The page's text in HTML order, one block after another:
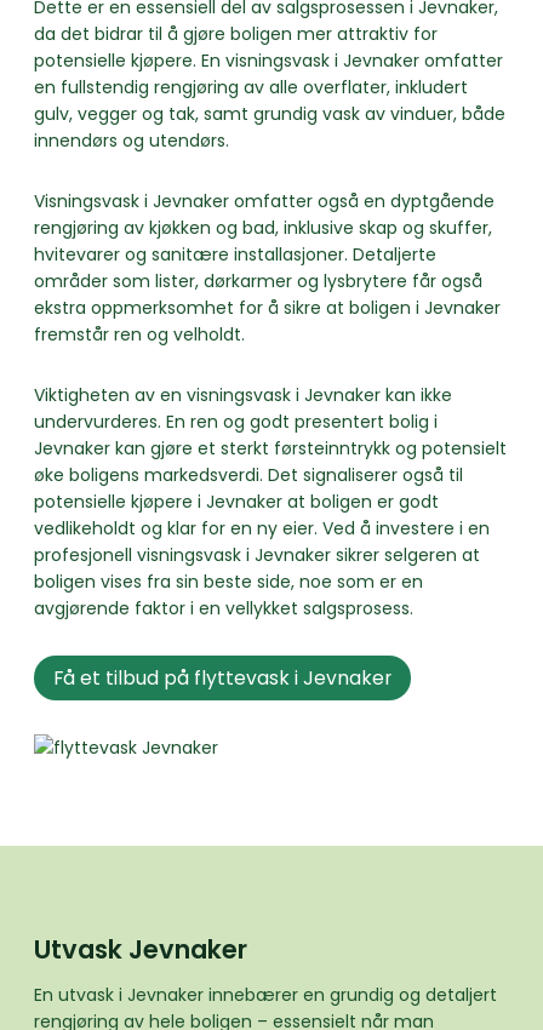
Dette er en essensiell del av salgsprosessen i Jevnaker,
da det bidrar til å gjøre boligen mer attraktiv for
potensielle kjøpere. En visningsvask i Jevnaker omfatter
en fullstendig rengjøring av alle overflater, inkludert
gulv, vegger og tak, samt grundig vask av vinduer, både
innendørs og utendørs.
Visningsvask i Jevnaker omfatter også en dyptgående
rengjøring av kjøkken og bad, inklusive skap og skuffer,
hvitevarer og sanitære installasjoner. Detaljerte
områder som lister, dørkarmer og lysbrytere får også
ekstra oppmerksomhet for å sikre at boligen i Jevnaker
fremstår ren og velholdt.
Viktigheten av en visningsvask i Jevnaker kan ikke
undervurderes. En ren og godt presentert bolig i
Jevnaker kan gjøre et sterkt førsteinntrykk og potensielt
øke boligens markedsverdi. Det signaliserer også til
potensielle kjøpere i Jevnaker at boligen er godt
vedlikeholdt og klar for en ny eier. Ved å investere i en
profesjonell visningsvask i Jevnaker sikrer selgeren at
boligen vises fra sin beste side, noe som er en
avgjørende faktor i en vellykket salgsprosess.
Få et tilbud på flyttevask i Jevnaker
Utvask Jevnaker
En utvask i Jevnaker innebærer en grundig og detaljert
rengjøring av hele boligen – essensielt når man